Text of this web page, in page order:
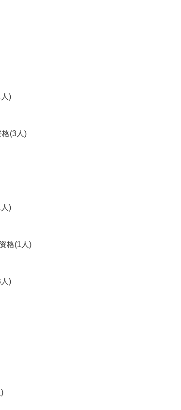
)
格(3人)
)
格(1人)
)